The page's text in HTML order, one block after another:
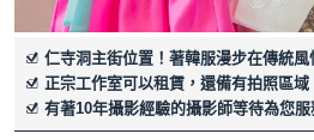
仁寺洞主街位置！著韓服漫步在傳統風
正宗工作室可以租賃，還備有拍照區域
有著10年攝影經驗的攝影師等待為您服